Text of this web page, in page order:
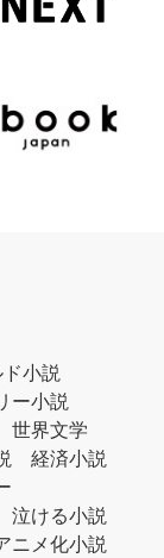
小説
ー小説
世界文学
経済小説
泣ける小説
ニメ化小説